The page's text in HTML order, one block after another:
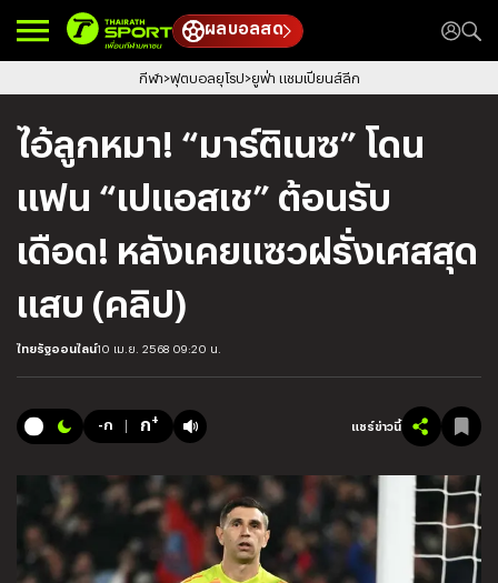
ผลบอลสด
กีฬา ฟุตบอลยุโรป ยูฟ่า แชมเปียนส์ลีก
ไอ้ลูกหมา! “มาร์ติเนซ” โดน
แฟน “เปแอสเช” ต้อนรับ
เดือด! หลังเคยแซวฝรั่งเศสสุด
แสบ (คลิป)
ไทยรัฐออนไลน์10 เม.ย. 2568 09:20 น.
-ก ก+ แชร์ข่าวนี้